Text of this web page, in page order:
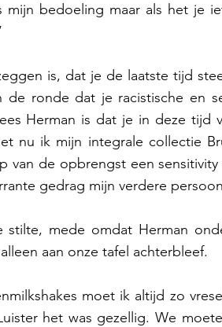
mijn bedoeling maar als het je
is, dat je de laatste tijd
de ronde dat je racistische en
Herman is dat je in deze tijd
nu ik mijn integrale collectie
van de opbrengst een
gedrag mijn verdere
stilte, mede omdat Herman
aan onze tafel achterbleef.
moet ik altijd zo
het was gezellig. We